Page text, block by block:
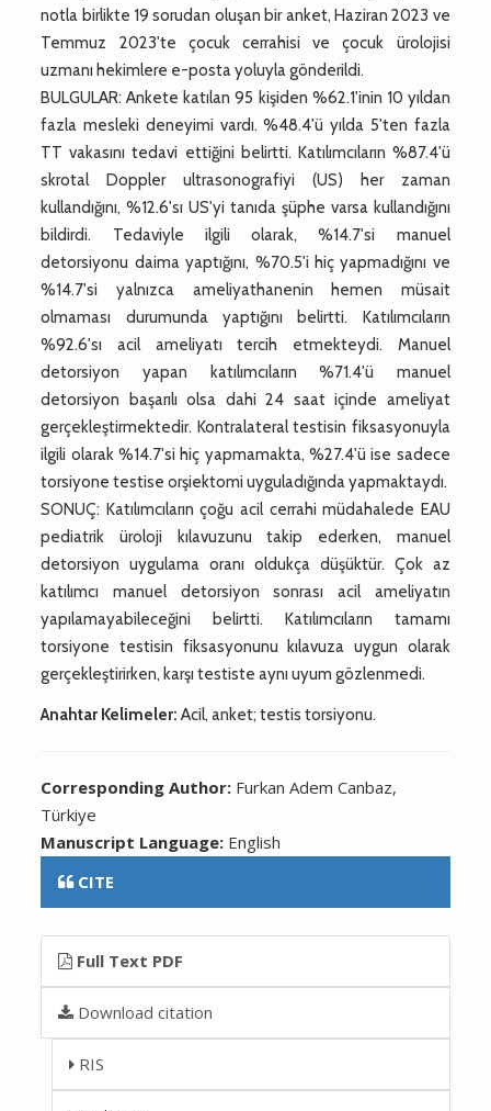
notla birlikte 19 sorudan oluşan bir anket, Haziran 2023 ve
Temmuz 2023'te çocuk cerrahisi ve çocuk ürolojisi
uzmanı hekimlere e-posta yoluyla gönderildi.
BULGULAR: Ankete katılan 95 kişiden %62.1'inin 10 yıldan
fazla mesleki deneyimi vardı. %48.4'ü yılda 5'ten fazla
TT vakasını tedavi ettiğini belirtti. Katılımcıların %87.4'ü
skrotal Doppler ultrasonografiyi (US) her zaman
kullandığını, %12.6'sı US'yi tanıda şüphe varsa kullandığını
bildirdi. Tedaviyle ilgili olarak, %14.7'si manuel
detorsiyonu daima yaptığını, %70.5'i hiç yapmadığını ve
%14.7'si yalnızca ameliyathanenin hemen müsait
olmaması durumunda yaptığını belirtti. Katılımcıların
%92.6'sı acil ameliyatı tercih etmekteydi. Manuel
detorsiyon yapan katılımcıların %71.4'ü manuel
detorsiyon başarılı olsa dahi 24 saat içinde ameliyat
gerçekleştirmektedir. Kontralateral testisin fiksasyonuyla
ilgili olarak %14.7'si hiç yapmamakta, %27.4'ü ise sadece
torsiyone testise orşiektomi uyguladığında yapmaktaydı.
SONUÇ: Katılımcıların çoğu acil cerrahi müdahalede EAU
pediatrik üroloji kılavuzunu takip ederken, manuel
detorsiyon uygulama oranı oldukça düşüktür. Çok az
katılımcı manuel detorsiyon sonrası acil ameliyatın
yapılamayabileceğini belirtti. Katılımcıların tamamı
torsiyone testisin fiksasyonunu kılavuza uygun olarak
gerçekleştirirken, karşı testiste aynı uyum gözlenmedi.
Anahtar Kelimeler: Acil, anket; testis torsiyonu.
Corresponding Author: Furkan Adem Canbaz,
Türkiye
Manuscript Language: English
CITE
Full Text PDF
Download citation
RIS